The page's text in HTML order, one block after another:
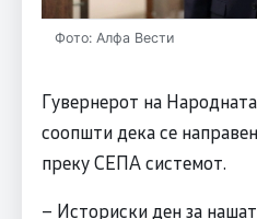
Фото: Алфа Вести
Гувернерот на
соопшти дека се
преку СЕПА системот.
– Историски ден за